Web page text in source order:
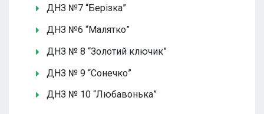
ДНЗ №7 “Берізка”
ДНЗ №6 “Малятко”
ДНЗ № 8 “Золотий ключик”
ДНЗ № 9 “Сонечко”
ДНЗ № 10 “Любавонька”